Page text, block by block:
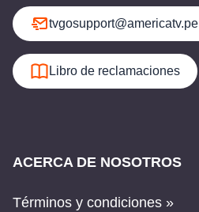
tvgosupport@americatv.pe
Libro de reclamaciones
ACERCA DE NOSOTROS
Términos y condiciones »